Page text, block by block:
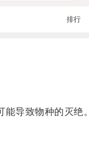
排行
导致物种的灭绝。